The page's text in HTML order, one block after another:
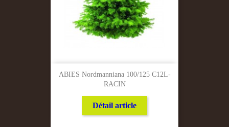
ABIES Nordmanniana 100/125 C12L-
RACIN
Détail article